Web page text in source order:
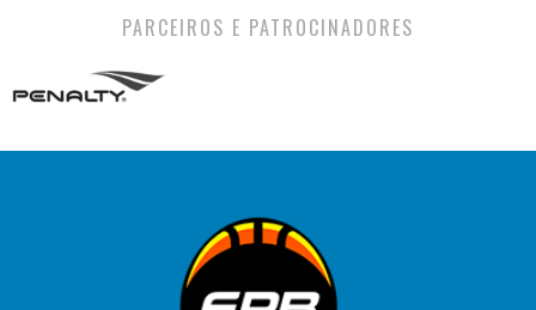
PARCEIROS E PATROCINADORES